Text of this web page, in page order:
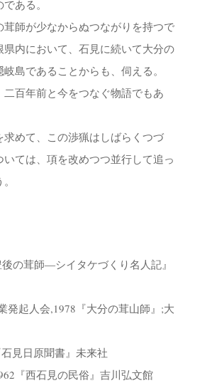
ある。
師が少なからぬつながりを持つで
県内において、石見に続いて大分の
島であることからも、伺える。
百年前と今をつなぐ物語でもあ
めて、この渉猟はしばらくつづ
いては、項を改めつつ並行して追っ
の茸師―シイタケづくり名人記』
発起人会,1978『大分の茸山師』;大
見日原聞書』未来社
『西石見の民俗』吉川弘文館